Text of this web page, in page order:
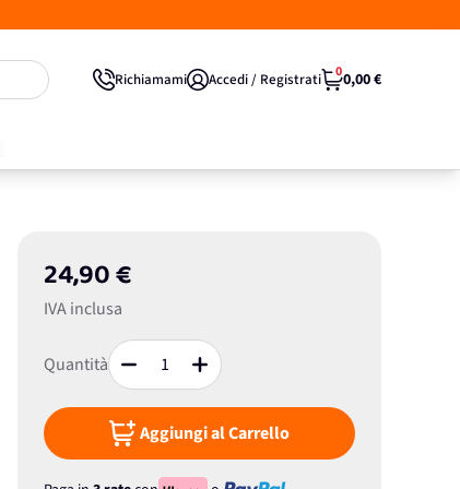
Richiamami Accedi / Registrati 00,00 €
24,90 €
IVA inclusa
Quantità
Aggiungi al Carrello